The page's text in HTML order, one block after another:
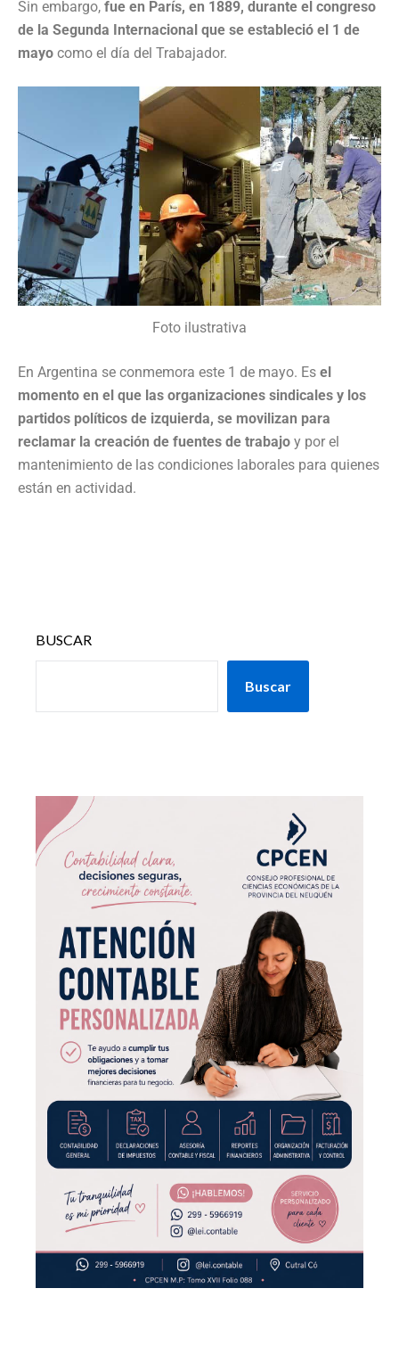
Sin embargo, fue en París, en 1889, durante el congreso
de la Segunda Internacional que se estableció el 1 de
mayo como el día del Trabajador.
Foto ilustrativa
En Argentina se conmemora este 1 de mayo. Es el
momento en el que las organizaciones sindicales y los
partidos políticos de izquierda, se movilizan para
reclamar la creación de fuentes de trabajo y por el
mantenimiento de las condiciones laborales para quienes
están en actividad.
BUSCAR
Buscar